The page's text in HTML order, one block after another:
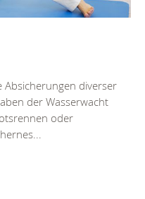
Absicherungen diverser
der Wasserwacht
oder